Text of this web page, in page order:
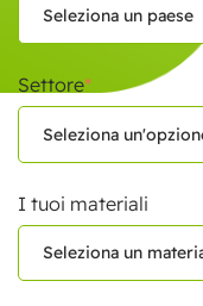
Settore*
I tuoi materiali